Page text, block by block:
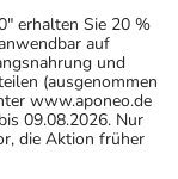
erhalten Sie 20 %
auf
und
(ausgenommen
www.aponeo.de
09.08.2026. Nur
die Aktion früher